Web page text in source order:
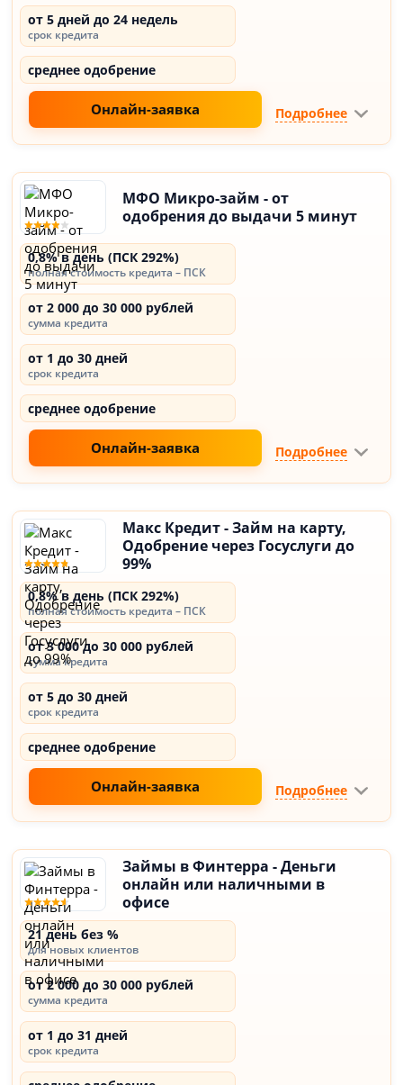
от 5 дней до 24 недель
срок кредита
среднее одобрение
Онлайн-заявка Подробнее
МФО Микро-займ - от
одобрения до выдачи 5 минут
0,8% в день (ПСК 292%)
полная стоимость кредита – ПСК
от 2 000 до 30 000 рублей
сумма кредита
от 1 до 30 дней
срок кредита
среднее одобрение
Онлайн-заявка Подробнее
Макс Кредит - Займ на карту,
Одобрение через Госуслуги до
99%
0,8% в день (ПСК 292%)
полная стоимость кредита – ПСК
от 3 000 до 30 000 рублей
сумма кредита
от 5 до 30 дней
срок кредита
среднее одобрение
Онлайн-заявка Подробнее
Займы в Финтерра - Деньги
онлайн или наличными в
офисе
21 день без %
для новых клиентов
от 2 000 до 30 000 рублей
сумма кредита
от 1 до 31 дней
срок кредита